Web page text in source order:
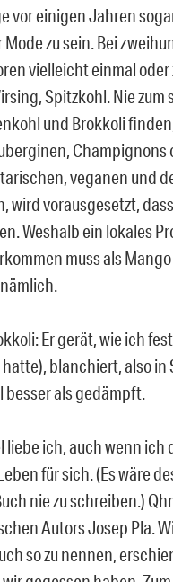
vor einigen Jahren
zu sein. Bei
vielleicht einmal
Spitzkohl. Nie
und Brokkoli
Champignons
veganen und
wird vorausgesetzt,
Weshalb ein lokales
muss als
Er gerät, wie ich
blanchiert, also in
als gedämpft.
ich, auch wenn ich
für sich. (Es wäre
nie zu schreiben.)
Autors Josep Pla.
so zu nennen,